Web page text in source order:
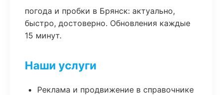
погода и пробки в Брянск: актуально,
быстро, достоверно. Обновления каждые
15 минут.
Наши услуги
Реклама и продвижение в справочнике